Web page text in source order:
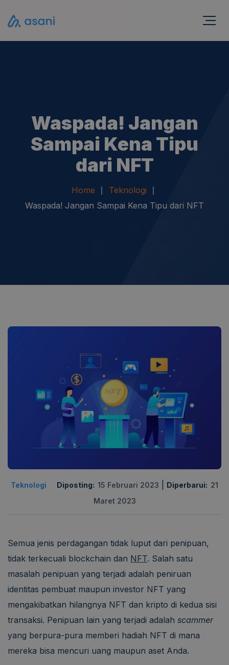
Waspada! Jangan
Sampai Kena Tipu
dari NFT
Home
Teknologi
Waspada! Jangan Sampai Kena Tipu dari NFT
Teknologi Diposting: 15 Februari 2023 Diperbarui: 21
Maret 2023
Semua jenis perdagangan tidak luput dari penipuan,
tidak terkecuali blockchain dan NFT. Salah satu
masalah penipuan yang terjadi adalah peniruan
identitas pembuat maupun investor NFT yang
mengakibatkan hilangnya NFT dan kripto di kedua sisi
transaksi. Penipuan lain yang terjadi adalah scammer
yang berpura-pura memberi hadiah NFT di mana
mereka bisa mencuri uang maupun aset Anda.